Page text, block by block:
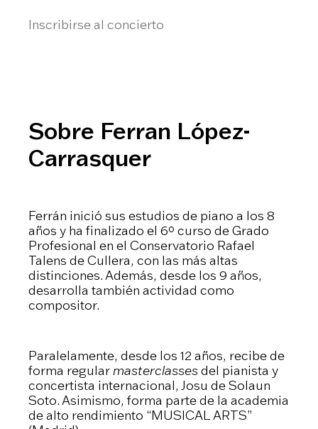
Inscribirse al concierto
Sobre Ferran López-
Carrasquer
Ferrán inició sus estudios de piano a los 8
años y ha finalizado el 6º curso de Grado
Profesional en el Conservatorio Rafael
Talens de Cullera, con las más altas
distinciones. Además, desde los 9 años,
desarrolla también actividad como
compositor.
Paralelamente, desde los 12 años, recibe de
forma regularmasterclassesdel pianista y
concertista internacional, Josu de Solaun
Soto. Asimismo, forma parte de la academia
de alto rendimiento “MUSICAL ARTS”